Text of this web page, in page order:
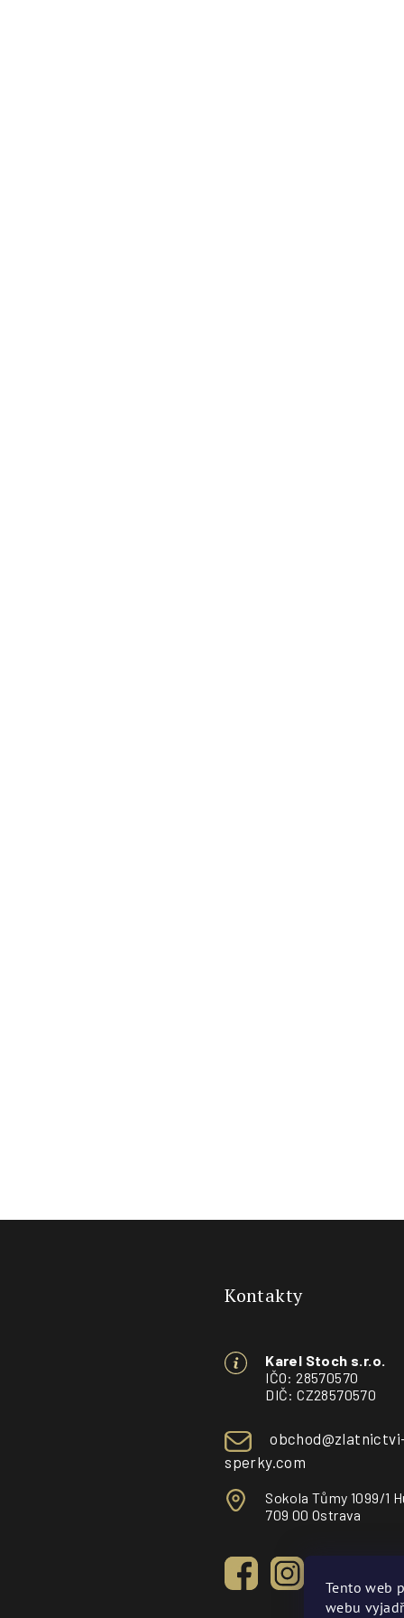
Tento web
webu
Kontakty
Karel Stoch s.r.o.
IČO: 28570570
DIČ: CZ28570570
sperky.com
Sokola Tůmy 1099/1
709 00 Ostrava